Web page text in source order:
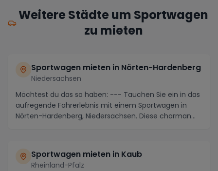
Weitere Städte um Sportwagen
zu mieten
Sportwagen mieten in Nörten-Hardenberg
Niedersachsen
Möchtest du das so haben: --- Tauchen Sie ein in das
aufregende Fahrerlebnis mit einem Sportwagen in
Nörten-Hardenberg, Niedersachsen. Diese charman...
Sportwagen mieten in Kaub
Rheinland-Pfalz